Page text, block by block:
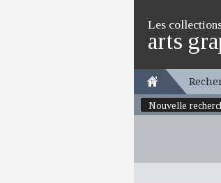
Les
arts
Nouvelle